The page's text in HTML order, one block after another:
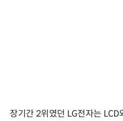
장기간 2위였던 LG전자는 LCD